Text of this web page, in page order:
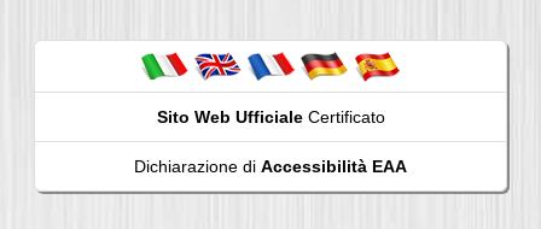
Sito Web UfficialeCertificato
Dichiarazione di Accessibilità EAA